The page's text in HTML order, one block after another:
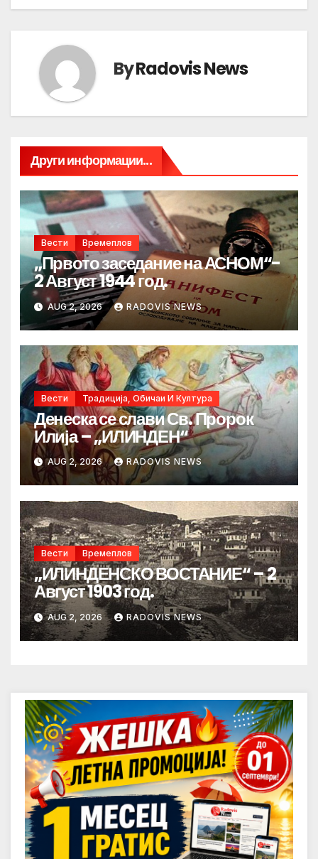
ByRadovis News
Други информации...
Вести Времеплов
„Првото заседание на АСНОМ“-
2 Август 1944 год.
AUG 2, 2026 RADOVIS NEWS
Вести Традиција, Обичаи И Култура
Денеска се слави Св. Пророк
Илија – „ИЛИНДЕН“
AUG 2, 2026 RADOVIS NEWS
Вести Времеплов
„ИЛИНДЕНСКО ВОСТАНИЕ“ – 2
Август 1903 год.
AUG 2, 2026 RADOVIS NEWS